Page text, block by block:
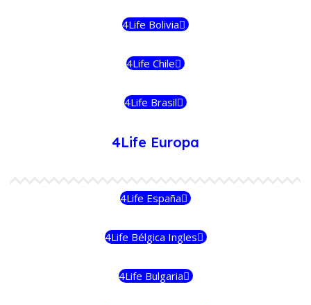
4Life Bolivia
4Life Chile
4Life Brasil
4Life Europa
4Life España
4Life Bélgica Ingles
4Life Bulgaria